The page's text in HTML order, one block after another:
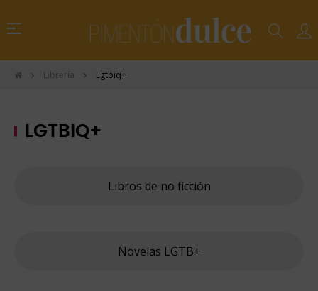
Navegación
palanca
☰
Librería Lgtbiq+
LGTBIQ+
Libros de no ficción
Novelas LGTB+